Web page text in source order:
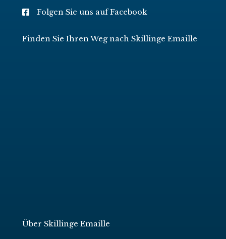
Folgen Sie uns auf Facebook
Finden Sie Ihren Weg nach Skillinge Emaille
Über Skillinge Emaille